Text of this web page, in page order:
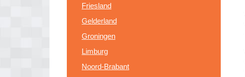
Friesland
Gelderland
Groningen
Limburg
Noord-Brabant